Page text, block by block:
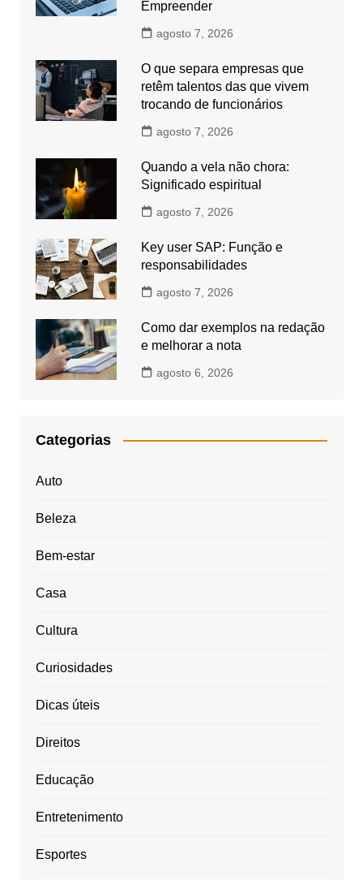
Empreender
agosto 7, 2026
O que separa empresas que
retêm talentos das que vivem
trocando de funcionários
agosto 7, 2026
Quando a vela não chora:
Significado espiritual
agosto 7, 2026
Key user SAP: Função e
responsabilidades
agosto 7, 2026
Como dar exemplos na redação
e melhorar a nota
agosto 6, 2026
Categorias
Auto
Beleza
Bem-estar
Casa
Cultura
Curiosidades
Dicas úteis
Direitos
Educação
Entretenimento
Esportes